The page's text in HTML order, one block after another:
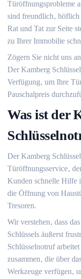
Türöffnungsprobleme
sind freundlich‚
Rat und Tat zur Seite
zu Ihrer Immobilie
Zögern Sie nicht uns
Der Kamberg
Verfügung‚ um Ihre
Pauschalpreis
Was ist der
Der Kamberg
Türöffnungsservice‚
Kunden schnelle Hilfe
die Öffnung von
Tresoren.
Wir verstehen‚ dass
Schlüssels äußerst
Schlüsselnotruf
zusammen‚ die über
Werkzeuge verfügen‚